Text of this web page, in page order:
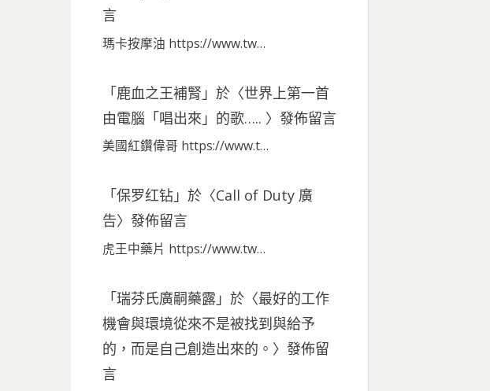
言
瑪卡按摩油 https://www.tw…
「鹿血之王補腎 」於〈世界上第一首
由電腦「唱出來」的歌….. 〉發佈留言
美國紅鑽偉哥 https://www.t…
「保罗红钻」於〈Call of Duty 廣
告〉發佈留言
虎王中藥片 https://www.tw…
「瑞芬氏廣嗣藥露」於〈最好的工作
機會與環境從來不是被找到與給予
的，而是自己創造出來的。 〉發佈留
言